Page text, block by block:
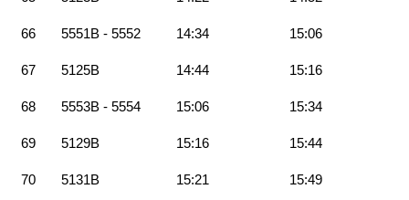
66 5551B - 5552 14:34 15:06
67 5125B 14:44 15:16
68 5553B - 5554 15:06 15:34
69 5129B 15:16 15:44
70 5131B 15:21 15:49